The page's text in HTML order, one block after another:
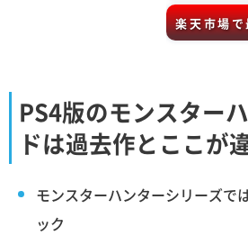
楽天市場
PS4版のモンスター
ドは過去作とここが
モンスターハンターシリーズで
ック